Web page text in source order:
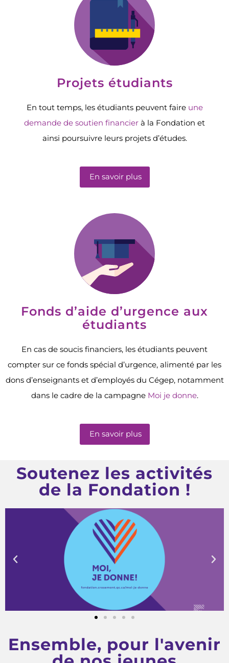
Projets étudiants
En tout temps, les étudiants peuvent faire une
demande de soutien financier à la Fondation et
ainsi poursuivre leurs projets d’études.
En savoir plus
Fonds d’aide d’urgence aux
étudiants
En cas de soucis financiers, les étudiants peuvent
compter sur ce fonds spécial d’urgence, alimenté par les
dons d’enseignants et d’employés du Cégep, notamment
dans le cadre de la campagne Moi je donne.
En savoir plus
Soutenez les activités
de la Fondation !
Ensemble, pour l'avenir